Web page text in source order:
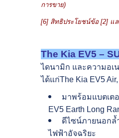
การขาย)
[6] สิทธิประโยชน์ข้อ [2] แ
The Kia EV5 –
ไดนามิก และความอเ
ได้แก่The Kia EV5
มาพร้อมแบตเต
EV5 Earth Long
ดีไซน์ภายนอกล้
ไฟฟ้าอัจฉริยะ